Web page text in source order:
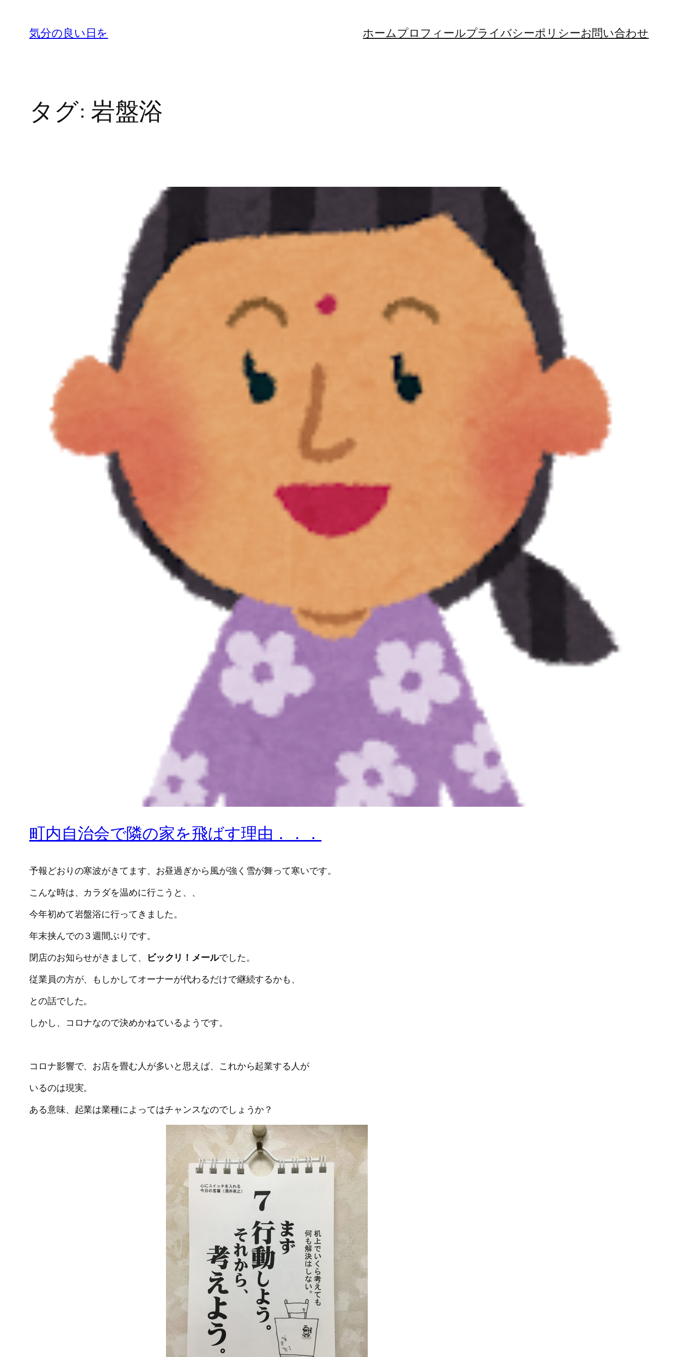
気分の良い日を ホームプロフィールプライバシーポリシーお問い合わせ
タグ: 岩盤浴
町内自治会で隣の家を飛ばす理由．．．
予報どおりの寒波がきてます、お昼過ぎから風が強く雪が舞って寒いです。
こんな時は、カラダを温めに行こうと、、
今年初めて岩盤浴に行ってきました。
年末挟んでの３週間ぶりです。
閉店のお知らせがきまして、
ビックリ！メールでした。
従業員の方が、もしかしてオーナーが代わるだけで継続するかも、
との話でした。
しかし、コロナなので決めかねているようです。
コロナ影響で、お店を畳む人が多いと思えば、これから起業する人が
いるのは現実。
ある意味、起業は業種によってはチャンスなのでしょうか？